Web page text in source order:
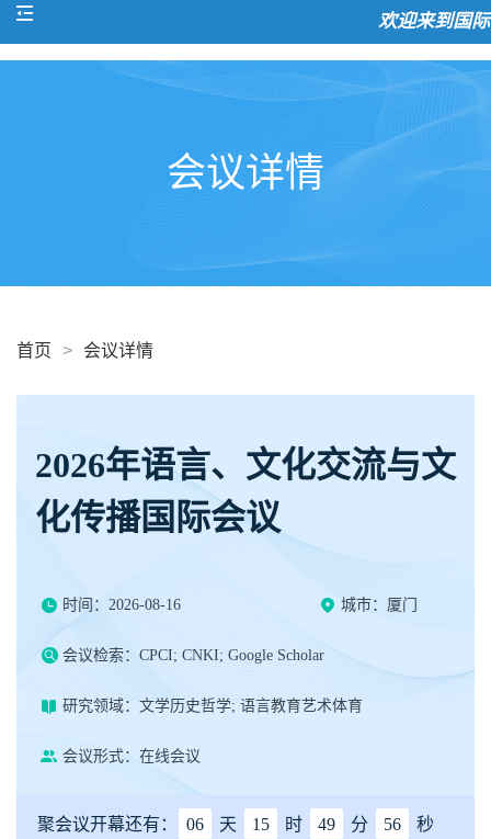
欢迎来到国际会
会议详情
首页 > 会议详情
2026年语言、文化交流与文
化传播国际会议
时间：2026-08-16 城市：厦门
会议检索：CPCI; CNKI; Google Scholar
研究领域：文学历史哲学; 语言教育艺术体育
会议形式：在线会议
聚会议开幕还有： 06 天 15 时 49 分 55 秒